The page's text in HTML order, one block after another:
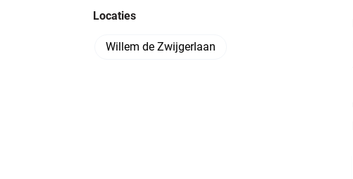
Locaties
Willem de Zwijgerlaan